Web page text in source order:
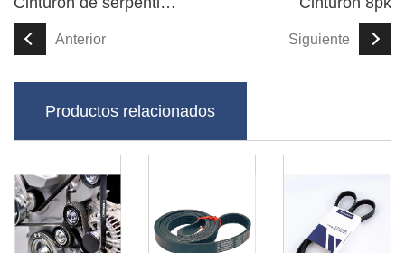
Anterior Siguiente
Productos relacionados